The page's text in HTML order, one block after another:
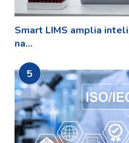
Smart LIMS amplia
na...
5